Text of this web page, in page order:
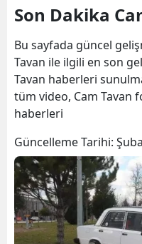
Son Dakika
Bu sayfada güncel
Tavan ile ilgili en son
Tavan haberleri
tüm video, Cam Tavan
haberleri
Güncelleme Tarihi: